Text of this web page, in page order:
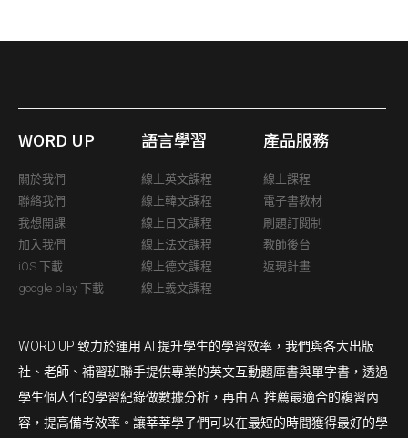
WORD UP
關於我們
聯絡我們
我想開課
加入我們
iOS 下載
google play 下載
語言學習
線上英文課程
線上韓文課程
線上日文課程
線上法文課程
線上德文課程
線上義文課程
產品服務
線上課程
電子書教材
刷題訂閱制
教師後台
返現計畫
WORD UP 致力於運用 AI 提升學生的學習效率，我們與各大出版
社、老師、補習班聯手提供專業的英文互動題庫書與單字書，透過
學生個人化的學習紀錄做數據分析，再由 AI 推薦最適合的複習內
容，提高備考效率。讓莘莘學子們可以在最短的時間獲得最好的學